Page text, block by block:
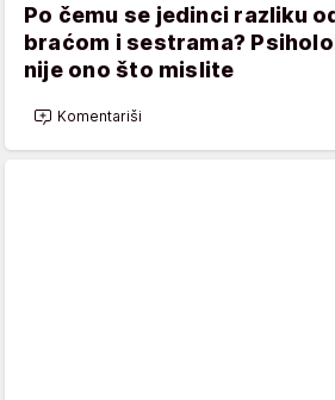
Po čemu se jedinci razliku
braćom i sestrama?
nije ono što mislite
Komentariši